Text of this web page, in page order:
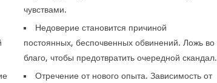
чувствами.
Недоверие становится причиной
постоянных, беспочвенных обвинений. Ложь во
благо, чтобы предотвратить очередной скандал.
Отречение от нового опыта. Зависимость от